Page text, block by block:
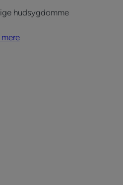
hudsygdomme